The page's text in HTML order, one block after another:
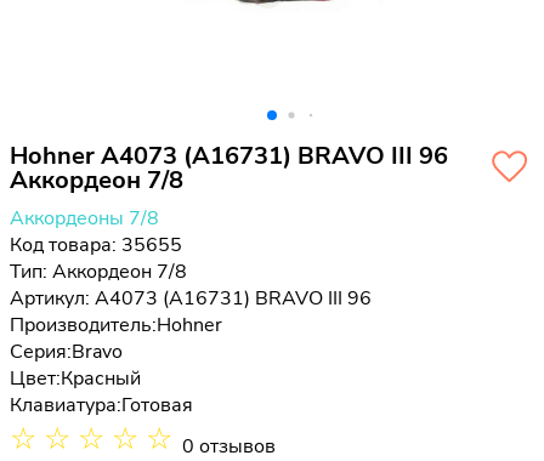
Hohner A4073 (A16731) BRAVO III 96
Аккордеон 7/8
Аккордеоны 7/8
Код товара: 35655
Тип: Аккордеон 7/8
Артикул: A4073 (A16731) BRAVO III 96
Производитель:Hohner
Серия:Bravo
Цвет:Красный
Клавиатура:Готовая
☆ ☆ ☆ ☆ ☆ 0 отзывов